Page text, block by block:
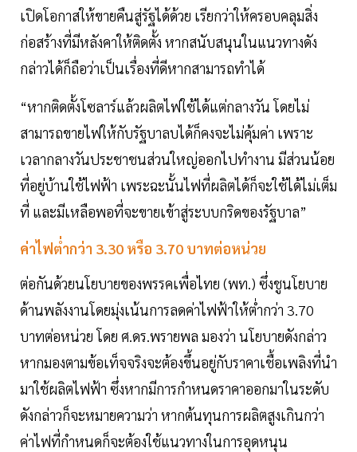
เปิดโอกาสให้ขายคืนสู่รัฐได้ด้วย เรียกว่าให้ครอบคลุมสิ่ง
ก่อสร้างที่มีหลังคาให้ติดตั้ง หากสนับสนุนในแนวทางดัง
กล่าวได้ก็ถือว่าเป็นเรื่องที่ดีหากสามารถทำได้
“หากติดตั้งโซลาร์แล้วผลิตไฟใช้ได้แต่กลางวัน โดยไม่
สามารถขายไฟให้กับรัฐบาลบได้ก็คงจะไม่คุ้มค่า เพราะ
เวลากลางวันประชาชนส่วนใหญ่ออกไปทำงาน มีส่วนน้อย
ที่อยู่บ้านใช้ไฟฟ้า เพระฉะนั้นไฟที่ผลิตได้ก็จะใช้ได้ไม่เต็ม
ที่ และมีเหลือพอที่จะขายเข้าสู่ระบบกริดของรัฐบาล”
ค่าไฟต่ำกว่า 3.30 หรือ 3.70 บาทต่อหน่วย
ต่อกันด้วยนโยบายของพรรคเพื่อไทย (พท.) ซึ่งชูนโยบาย
ด้านพลังงานโดยมุ่งเน้นการลดค่าไฟฟ้าให้ต่ำกว่า 3.70
บาทต่อหน่วย โดย ศ.ดร.พรายพล มองว่า นโยบายดังกล่าว
หากมองตามข้อเท็จจริงจะต้องขึ้นอยู่กับราคาเชื้อเพลิงที่นำ
มาใช้ผลิตไฟฟ้า ซึ่งหากมีการกำหนดราคาออกมาในระดับ
ดังกล่าวก็จะหมายความว่า หากต้นทุนการผลิตสูงเกินกว่า
ค่าไฟที่กำหนดก็จะต้องใช้แนวทางในการอุดหนุน